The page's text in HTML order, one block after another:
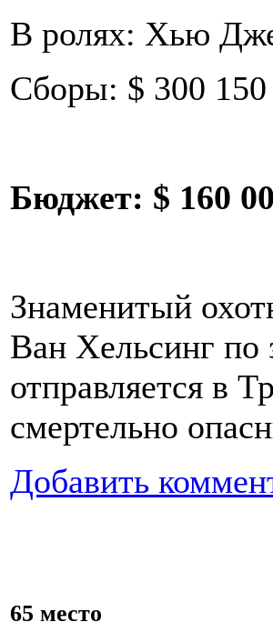
В ролях: Хью
Сборы: $ 300 150
Бюджет: $ 160
Знаменитый
Ван Хельсинг по
отправляется в
смертельно
Добавить
65 место